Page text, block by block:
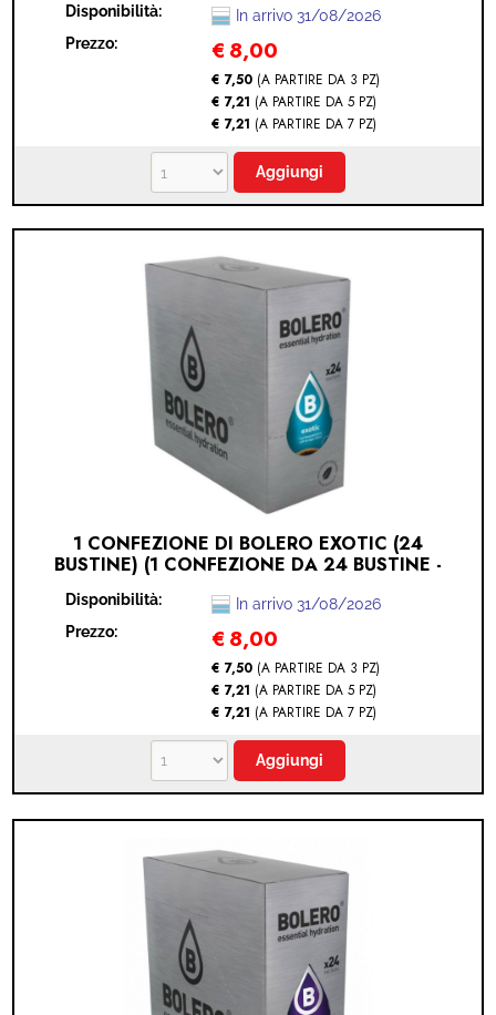
Disponibilità:
In arrivo 31/08/2026
Prezzo:
€ 8,00
€ 7,50 (A PARTIRE DA 3 PZ)
€ 7,21 (A PARTIRE DA 5 PZ)
€ 7,21 (A PARTIRE DA 7 PZ)
1 CONFEZIONE DI BOLERO EXOTIC (24
BUSTINE) (1 CONFEZIONE DA 24 BUSTINE -
Disponibilità:
In arrivo 31/08/2026
Prezzo:
€ 8,00
€ 7,50 (A PARTIRE DA 3 PZ)
€ 7,21 (A PARTIRE DA 5 PZ)
€ 7,21 (A PARTIRE DA 7 PZ)